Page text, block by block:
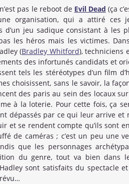
pas le reboot de Evil Dead (ça
organisation, qui a attiré ces
d’un jeu sadique consistant à les
les héros mais les victimes.
(Bradley Whitford), techniciens
des infortunés candidats et
tels les stéréotypes d’un film
choisissent, sans le savoir, la
des paris au sein des locaux
à la loterie. Pour cette fois, ça
dépassés par ce qui leur arrive et
et se rendent compte qu’ils sont
de caméras ; c’est un peu une
que les personnages
du genre, tout va bien dans
sont satisfaits du spectacle